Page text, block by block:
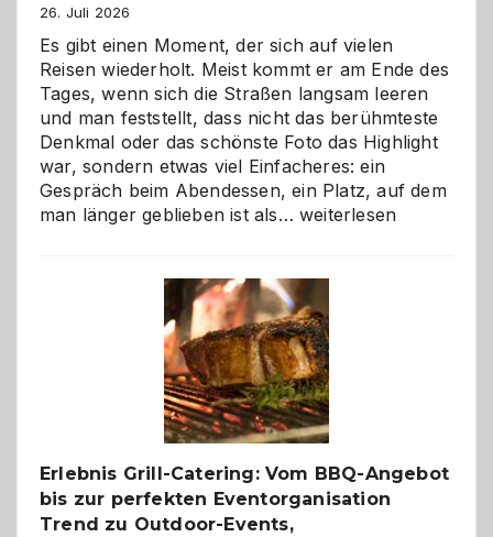
26. Juli 2026
Es gibt einen Moment, der sich auf vielen
Reisen wiederholt. Meist kommt er am Ende des
Tages, wenn sich die Straßen langsam leeren
und man feststellt, dass nicht das berühmteste
Denkmal oder das schönste Foto das Highlight
war, sondern etwas viel Einfacheres: ein
Gespräch beim Abendessen, ein Platz, auf dem
man länger geblieben ist als… Als
–
die
Gelegenheit,
neue
Reiseziele
zu
entdecken
weiterlesen
Erlebnis Grill-Catering: Vom BBQ-Angebot
bis zur perfekten Eventorganisation
Trend zu Outdoor-Events,